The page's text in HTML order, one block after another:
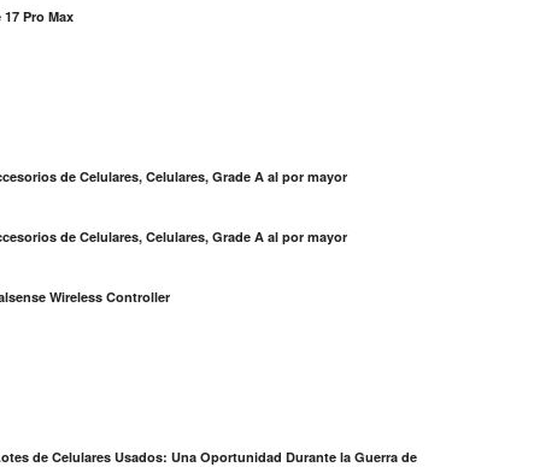
Pro Max
de Celulares, Celulares, Grade A al por mayor
de Celulares, Celulares, Grade A al por mayor
Wireless Controller
de Celulares Usados: Una Oportunidad Durante la Guerra de